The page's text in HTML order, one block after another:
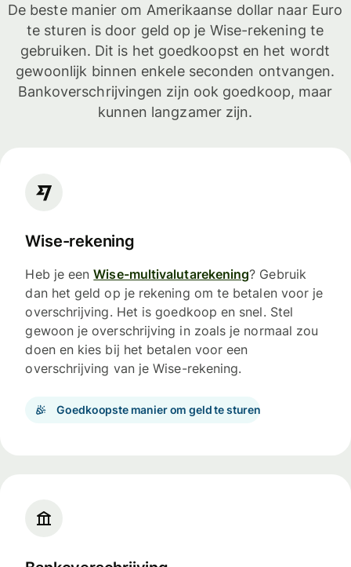
De beste manier om Amerikaanse dollar naar Euro
te sturen is door geld op je Wise-rekening te
gebruiken. Dit is het goedkoopst en het wordt
gewoonlijk binnen enkele seconden ontvangen.
Bankoverschrijvingen zijn ook goedkoop, maar
kunnen langzamer zijn.
Wise-rekening
Heb je eenWise-multivalutarekening? Gebruik
dan het geld op je rekening om te betalen voor je
overschrijving. Het is goedkoop en snel. Stel
gewoon je overschrijving in zoals je normaal zou
doen en kies bij het betalen voor een
overschrijving van je Wise-rekening.
Goedkoopste manier om geld te sturen